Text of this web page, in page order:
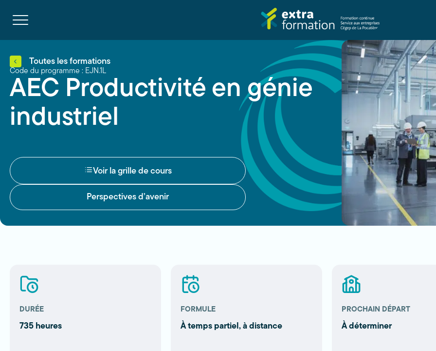
Ouvrir
la
Toutes les formations
Code du programme : EJN.1L
AEC Productivité en génie
industriel
Voir la grille de cours
Perspectives d’avenir
DURÉE
735 heures
FORMULE
À temps partiel, à distance
PROCHAIN DÉPART
À déterminer